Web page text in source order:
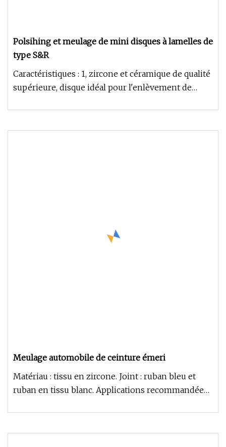
Polsihing et meulage de mini disques à lamelles de
type S&R
Caractéristiques : 1, zircone et céramique de qualité
supérieure, disque idéal pour l'enlèvement de
Meulage automobile de ceinture émeri
Matériau : tissu en zircone. Joint : ruban bleu et
ruban en tissu blanc. Applications recommandées :